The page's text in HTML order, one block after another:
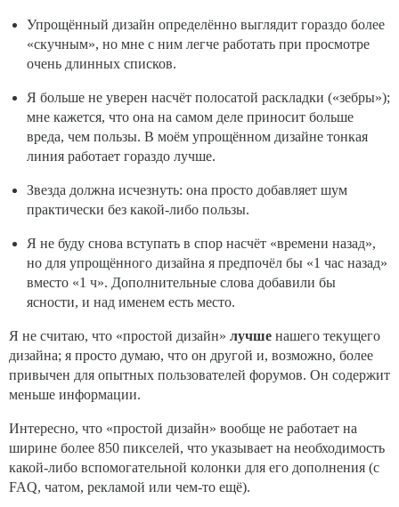
Упрощённый дизайн определённо выглядит гораздо более
«скучным», но мне с ним легче работать при просмотре
очень длинных списков.
Я больше не уверен насчёт полосатой раскладки («зебры»);
мне кажется, что она на самом деле приносит больше
вреда, чем пользы. В моём упрощённом дизайне тонкая
линия работает гораздо лучше.
Звезда должна исчезнуть: она просто добавляет шум
практически без какой-либо пользы.
Я не буду снова вступать в спор насчёт «времени назад»,
но для упрощённого дизайна я предпочёл бы «1 час назад»
вместо «1 ч». Дополнительные слова добавили бы
ясности, и над именем есть место.
Я не считаю, что «простой дизайн» лучше нашего текущего
дизайна; я просто думаю, что он другой и, возможно, более
привычен для опытных пользователей форумов. Он содержит
меньше информации.
Интересно, что «простой дизайн» вообще не работает на
ширине более 850 пикселей, что указывает на необходимость
какой-либо вспомогательной колонки для его дополнения (с
FAQ, чатом, рекламой или чем-то ещё).